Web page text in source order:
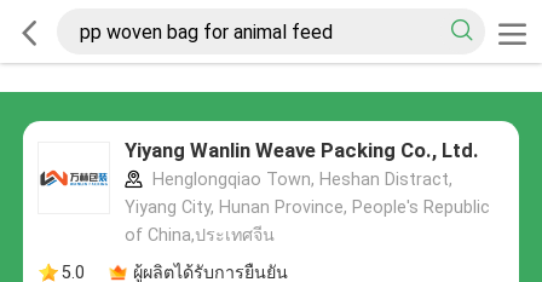
Yiyang Wanlin Weave Packing Co., Ltd.
Henglongqiao Town, Heshan Distract,
Yiyang City, Hunan Province, People's Republic
of China,ประเทศจีน
5.0
ผู้ผลิตได้รับการยืนยัน